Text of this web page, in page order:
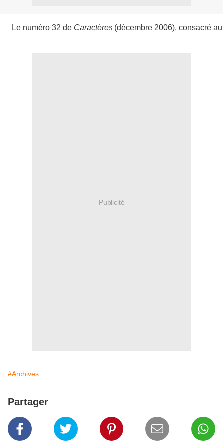
Le numéro 32 de Caractères (décembre 2006), consacré
Publicité
#Archives
Partager